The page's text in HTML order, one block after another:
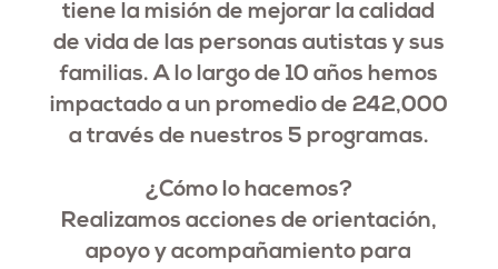
tiene la misión de mejorar la calidad
de vida de las personas autistas y sus
familias. A lo largo de 10 años hemos
impactado a un promedio de 242,000
a través de nuestros 5 programas.
¿Cómo lo hacemos?
Realizamos acciones de orientación,
apoyo y acompañamiento para